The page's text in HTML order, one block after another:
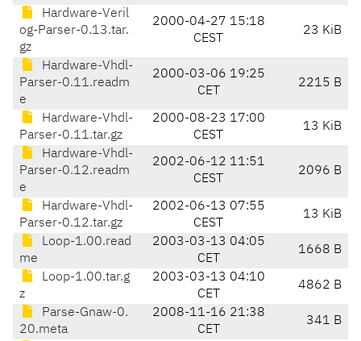
Hardware-Veril
og-Parser-0.13.tar.
gz
2000-04-27 15:18
CEST
23 KiB
Hardware-Vhdl-
Parser-0.11.readm
e
2000-03-06 19:25
CET
2215 B
Hardware-Vhdl-
Parser-0.11.tar.gz
2000-08-23 17:00
CEST
13 KiB
Hardware-Vhdl-
Parser-0.12.readm
e
2002-06-12 11:51
CEST
2096 B
Hardware-Vhdl-
Parser-0.12.tar.gz
2002-06-13 07:55
CEST
13 KiB
Loop-1.00.read
me
2003-03-13 04:05
CET
1668 B
Loop-1.00.tar.g
z
2003-03-13 04:10
CET
4862 B
Parse-Gnaw-0.
20.meta
2008-11-16 21:38
CET
341 B